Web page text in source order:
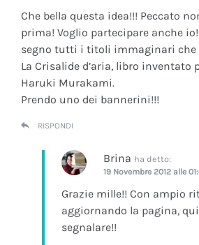
Che bella questa idea!!! Peccato
prima! Voglio partecipare anche
segno tutti i titoli immaginari che
La Crisalide d’aria, libro inventato
Haruki Murakami.
Prendo uno dei bannerini!!!
RISPONDI
Brina ha detto:
19 Novembre 2012 alle
Grazie mille!! Con ampio
aggiornando la pagina,
segnalare!!